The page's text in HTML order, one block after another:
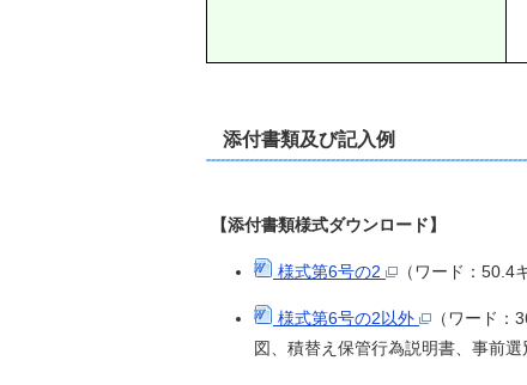
添付書類及び記入例
【添付書類様式ダウンロード】
様式第6号の2 （ワード：
様式第6号の2以外
（ワード
図、積替え保管行為説明書、事前